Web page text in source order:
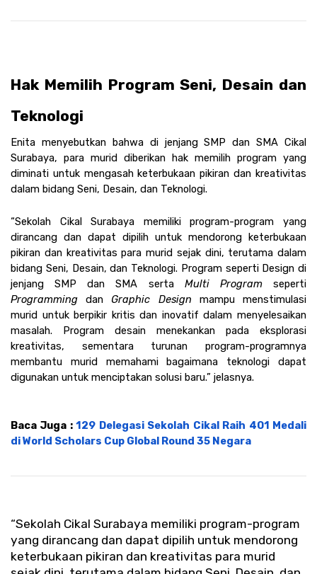
Hak Memilih Program Seni, Desain dan
Teknologi
Enita menyebutkan bahwa di jenjang SMP dan SMA Cikal
Surabaya, para murid diberikan hak memilih program yang
diminati untuk mengasah keterbukaan pikiran dan kreativitas
dalam bidang Seni, Desain, dan Teknologi.
“Sekolah Cikal Surabaya memiliki program-program yang
dirancang dan dapat dipilih untuk mendorong keterbukaan
pikiran dan kreativitas para murid sejak dini, terutama dalam
bidang Seni, Desain, dan Teknologi. Program seperti Design di
jenjang SMP dan SMA serta Multi Program
Programming dan Graphic Design mampu menstimulasi
murid untuk berpikir kritis dan inovatif dalam menyelesaikan
masalah. Program desain menekankan pada eksplorasi
kreativitas, sementara turunan program-programnya
membantu murid memahami bagaimana teknologi dapat
digunakan untuk menciptakan solusi baru.” jelasnya.
Baca Juga : 129 Delegasi Sekolah Cikal Raih 401 Medali
di World Scholars Cup Global Round 35 Negara
“Sekolah Cikal Surabaya memiliki program-program
yang dirancang dan dapat dipilih untuk mendorong
keterbukaan pikiran dan kreativitas para murid